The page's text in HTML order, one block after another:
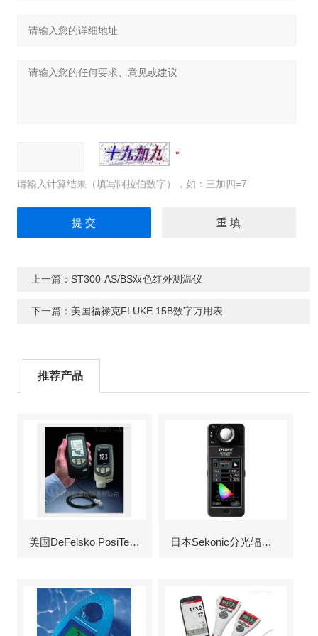
请输入计算结果（填写阿拉伯数字），如：三加四=7
上一篇： ST300-AS/BS双色红外测温仪
下一篇： 美国福禄克FLUKE 15B数字万用表
推荐产品
美国DeFelsko PosiTector6000涂层测厚仪 日本Sekonic分光辐射照度计